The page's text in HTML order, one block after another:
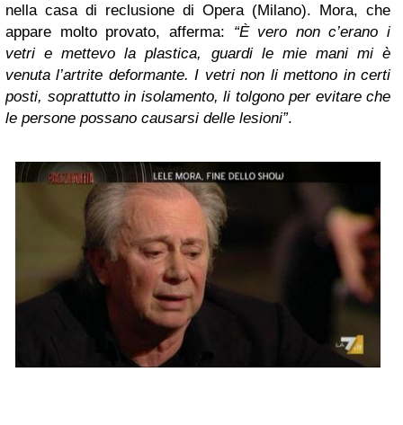
nella casa di reclusione di Opera (Milano). Mora, che
appare molto provato, afferma: “È vero non c’erano i
vetri e mettevo la plastica, guardi le mie mani mi è
venuta l’artrite deformante. I vetri non li mettono in certi
posti, soprattutto in isolamento, li tolgono per evitare che
le persone possano causarsi delle lesioni”.